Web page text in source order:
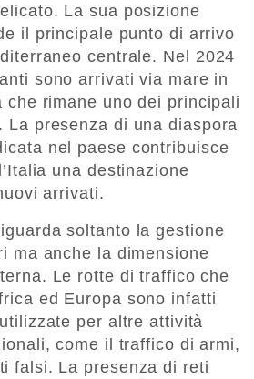
La sua posizione
il principale punto di arrivo
centrale. Nel 2024
sono arrivati via mare in
che rimane uno dei principali
La presenza di una diaspora
nel paese contribuisce
una destinazione
arrivati.
soltanto la gestione
ma anche la dimensione
. Le rotte di traffico che
ed Europa sono infatti
per altre attività
come il traffico di armi,
falsi. La presenza di reti